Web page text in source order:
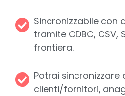
Sincronizzabile con
tramite ODBC, CSV,
frontiera.
Potrai sincronizzare
clienti/fornitori,